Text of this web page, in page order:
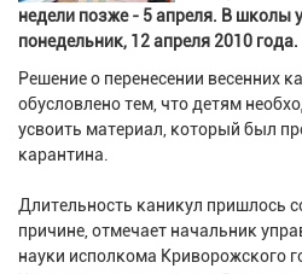
недели позже - 5 апреля. В школы
понедельник, 12 апреля 2010 года.
Решение о перенесении весенних
обусловлено тем, что детям
усвоить материал, который был
карантина.
Длительность каникул пришлось
причине, отмечает начальник
науки исполкома Криворожского